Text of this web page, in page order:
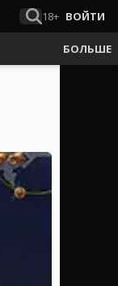
18+ ВОЙТИ
БОЛЬШЕ